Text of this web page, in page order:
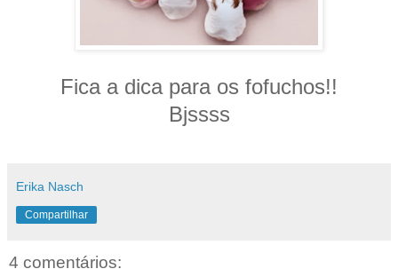
Fica a dica para os fofuchos!!
Bjssss
Erika Nasch
Compartilhar
4 comentários: